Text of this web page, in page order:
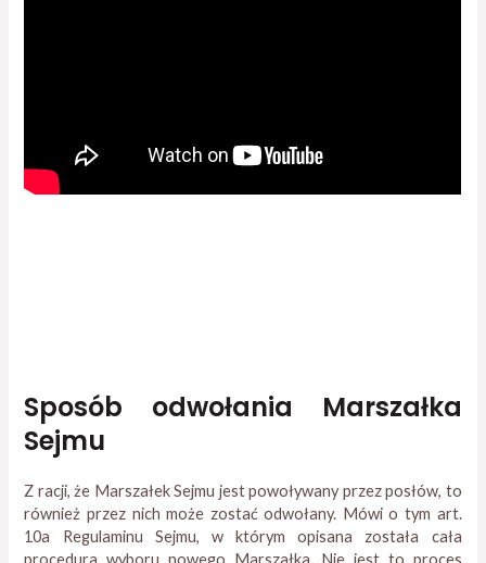
Sposób odwołania Marszałka
Sejmu
Z racji, że Marszałek Sejmu jest powoływany przez posłów, to
również przez nich może zostać odwołany. Mówi o tym art.
10a Regulaminu Sejmu, w którym opisana została cała